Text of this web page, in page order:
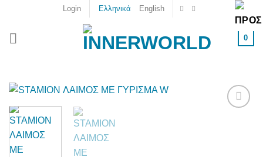
content
Login Ελληνικά English
0